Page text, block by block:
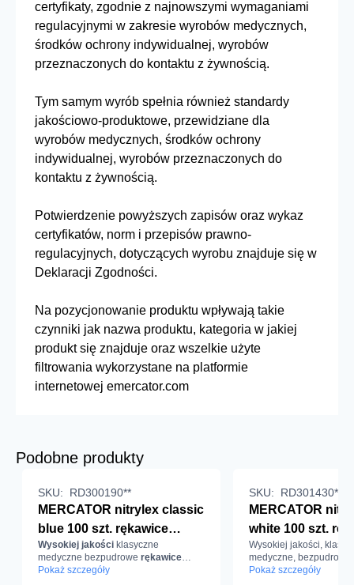
certyfikaty, zgodnie z najnowszymi wymaganiami
regulacyjnymi w zakresie wyrobów medycznych,
środków ochrony indywidualnej, wyrobów
przeznaczonych do kontaktu z żywnością.
Tym samym wyrób spełnia również standardy
jakościowo-produktowe, przewidziane dla
wyrobów medycznych, środków ochrony
indywidualnej, wyrobów przeznaczonych do
kontaktu z żywnością.
Potwierdzenie powyższych zapisów oraz wykaz
certyfikatów, norm i przepisów prawno-
regulacyjnych, dotyczących wyrobu znajduje się w
Deklaracji Zgodności.
Na pozycjonowanie produktu wpływają takie
czynniki jak nazwa produktu, kategoria w jakiej
produkt się znajduje oraz wszelkie użyte
filtrowania wykorzystane na platformie
internetowej emercator.com
Podobne produkty
SKU: RD300190**
MERCATOR nitrylex classic
blue 100 szt. rękawice
diagnostyczne i ochronne,
nitrylowe, bezpudrowe,
Wysokiej jakości klasyczne
medyczne bezpudrowe rękawice
nitrylowe.
Pokaż szczegóły
SKU: RD301430**
MERCATOR
white 100 szt.
diagnostyczne i
nitrylowe,
Wysokiej jakości,
medyczne,
nitrylowe.
Pokaż szczegóły